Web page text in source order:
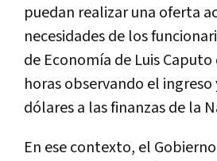
puedan realizar una oferta
necesidades de los
de Economía de Luis Caputo
horas observando el ingreso
dólares a las finanzas de la
En ese contexto, el